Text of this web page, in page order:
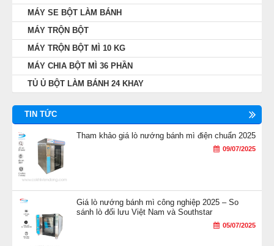
Tiết kiệm thời gian, công sức
Nếu se bánh theo phương pháp thủ công thì
không chỉ mất khá nhiều thời gian mà hoạt
động lâu sẽ khiến tay mỏi làm ảnh hưởng
đến quá trình se bánh.
Công việc của bạn chỉ là chuyển các khối
bột từ máy chia vào máy se bột, sau đó bật
công tắc cho máy hoạt động và cuối cùng là
nhận thành phẩm.
MÁY SE BỘT LÀM BÁNH
MÁY TRỘN BỘT
MÁY TRỘN BỘT MÌ 10 KG
MÁY CHIA BỘT MÌ 36 PHẦN
TỦ Ủ BỘT LÀM BÁNH 24 KHAY
TIN TỨC
Tham khảo giá lò nướng bánh mì điện chuẩn 2025
09/07/2025
Giá lò nướng bánh mì công nghiệp 2025 – So
sánh lò đối lưu Việt Nam và Southstar
05/07/2025